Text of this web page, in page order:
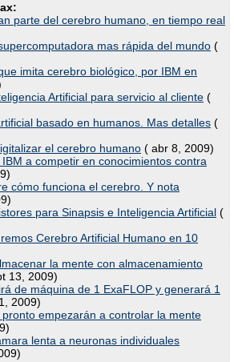
parte del cerebro humano, en tiempo real
mas rápida del mundo (
imita cerebro biológico, por IBM en
Artificial para servicio al cliente (
basado en humanos. Mas detalles (
el cerebro humano ( abr 8, 2009)
a competir en conocimientos contra
cómo funciona el cerebro. Y nota
para Sinapsis e Inteligencia Artificial (
Cerebro Artificial Humano en 10
la mente con almacenamiento
13, 2009)
de máquina de 1 ExaFLOP y generará 1
2009)
empezarán a controlar la mente
lenta a neuronas individuales